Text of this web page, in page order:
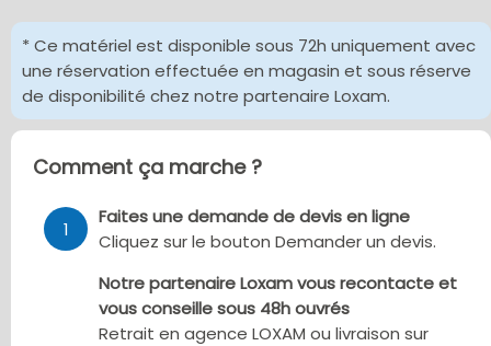
* Ce matériel est disponible sous 72h uniquement avec
une réservation effectuée en magasin et sous réserve
de disponibilité chez notre partenaire Loxam.
Comment ça marche ?
1
Faites une demande de devis en ligne
Cliquez sur le bouton Demander un devis.
Notre partenaire Loxam vous recontacte et
vous conseille sous 48h ouvrés
Retrait en agence LOXAM ou livraison sur